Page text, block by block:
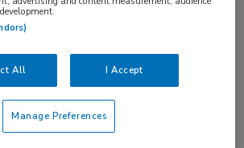
astma. Een recente
toont dat deze biological
is bij patiënten met ernstig
en comorbide polyposis nasi.
participeerden patiënten met
astma en ≥ 2 exacerbaties van het
All I Accept
Manage Preferences